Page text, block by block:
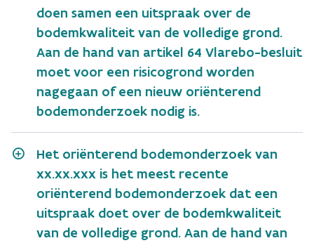
doen samen een uitspraak over de
bodemkwaliteit van de volledige grond.
Aan de hand van artikel 64 Vlarebo-besluit
moet voor een risicogrond worden
nagegaan of een nieuw oriënterend
bodemonderzoek nodig is.
Het oriënterend bodemonderzoek van
xx.xx.xxx is het meest recente
oriënterend bodemonderzoek dat een
uitspraak doet over de bodemkwaliteit
van de volledige grond. Aan de hand van